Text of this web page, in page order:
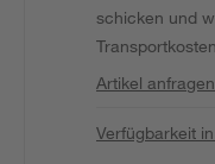
schicken und
Artikel anfragen
Verfügbarkeit